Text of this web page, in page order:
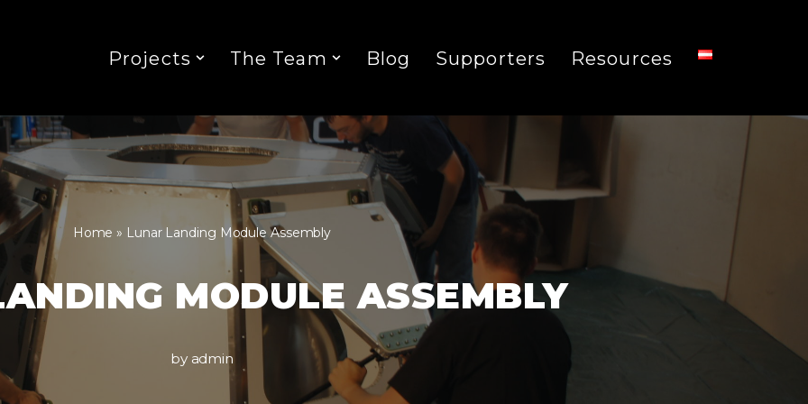
Projects The Team Blog Supporters Resources
Home » Lunar Landing Module Assembly
MODULE ASSEMBLY
by admin